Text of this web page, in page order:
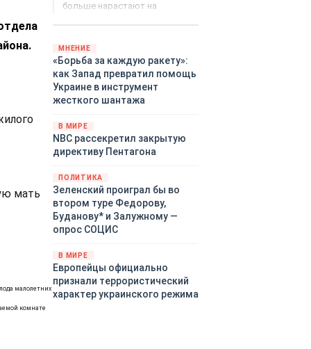
мать
малолетних
комнате
больше нарастают на
«страны 404» в следующем
году. Однако киевские
временщики не торопятся
заключать мир - ведь есть
поддержка в ЕС.
Британии и Германии, выборы
во Франции могут полностью
изменить геополитический
ландшафт в мире, пока
Зеленский ожидает выборов
в США.
МНЕНИЕ
«Борьба за каждую ракету»:
как Запад превратил помощь
Украине в инструмент
жесткого шантажа
В МИРЕ
NBC рассекретил закрытую
директиву Пентагона
ПОЛИТИКА
Зеленский проиграл бы во
втором туре Федорову,
Буданову* и Залужному —
опрос СОЦИС
В МИРЕ
Европейцы официально
признали террористический
характер украинского режима